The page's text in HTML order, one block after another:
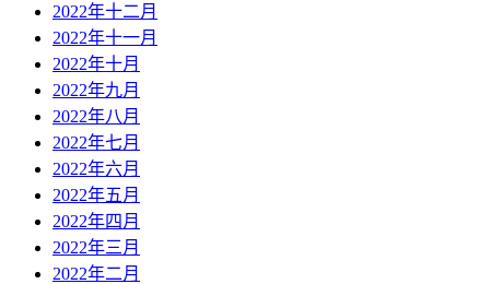
2022年十二月
2022年十一月
2022年十月
2022年九月
2022年八月
2022年七月
2022年六月
2022年五月
2022年四月
2022年三月
2022年二月